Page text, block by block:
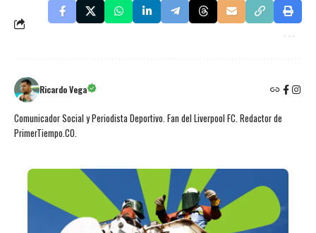
Ricardo Vega
Comunicador Social y Periodista Deportivo. Fan del Liverpool FC. Redactor de
PrimerTiempo.CO.